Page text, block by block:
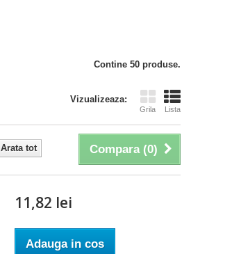
Contine 50 produse.
Vizualizeaza:
Grila Lista
Compara (0)
Arata tot
11,82 lei
Adauga in cos